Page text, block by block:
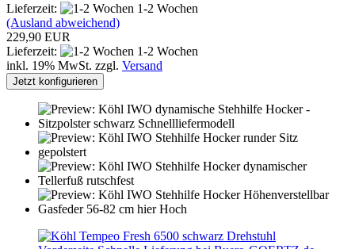
Lieferzeit:
1-2 Wochen
(Ausland abweichend)
229,90 EUR
Lieferzeit:
1-2 Wochen
inkl. 19% MwSt. zzgl. Versand
Jetzt konfigurieren